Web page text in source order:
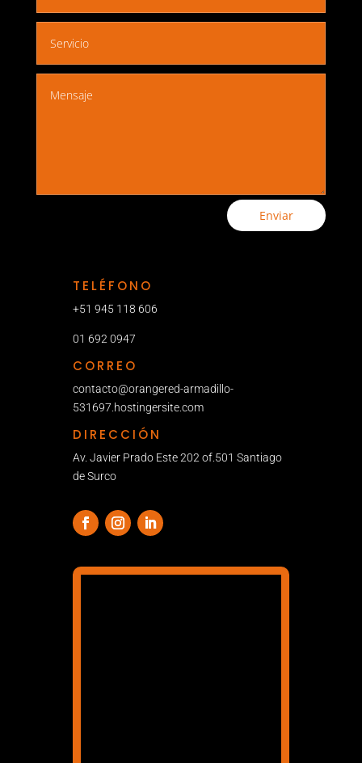
Enviar
TELÉFONO
+51 945 118 606
01 692 0947
CORREO
contacto@orangered-armadillo-
531697.hostingersite.com
DIRECCIÓN
Av. Javier Prado Este 202 of.501 Santiago
de Surco